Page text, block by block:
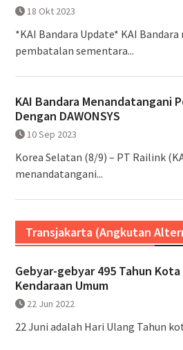
18 Okt 2023
*KAI Bandara Update* KAI
pembatalan sementara...
KAI Bandara Menandatangani
Dengan DAWONSYS
10 Sep 2023
Korea Selatan (8/9) – PT Railink
menandatangani...
Transjakarta (Angkutan
Gebyar-gebyar 495 Tahun
Kendaraan Umum
22 Jun 2022
22 Juni adalah Hari Ulang Tahun